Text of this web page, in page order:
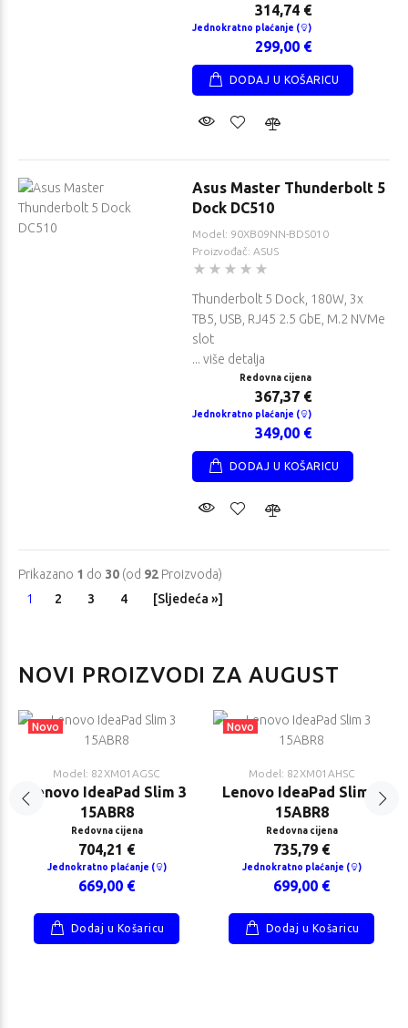
314,74 €
Jednokratno plaćanje ( )
299,00 €
DODAJ U KOŠARICU
Asus Master Thunderbolt 5
Dock DC510
Model: 90XB09NN-BDS010
Proizvođač: ASUS
Thunderbolt 5 Dock, 180W, 3x
TB5, USB, RJ45 2.5 GbE, M.2 NVMe
slot
... više detalja
Redovna cijena
367,37 €
Jednokratno plaćanje ( )
349,00 €
DODAJ U KOŠARICU
Prikazano 1 do 30 (od 92 Proizvoda)
1
2 3 4 [Sljedeća »]
NOVI PROIZVODI ZA AUGUST
Novo
Model: 82XM01AGSC
Lenovo IdeaPad Slim 3
15ABR8
Redovna cijena
704,21 €
Jednokratno plaćanje ( )
669,00 €
Dodaj u Košaricu
Novo
Model: 82XM01AHSC
Lenovo IdeaPad Slim 3
15ABR8
Redovna cijena
735,79 €
Jednokratno plaćanje ( )
699,00 €
Dodaj u Košaricu